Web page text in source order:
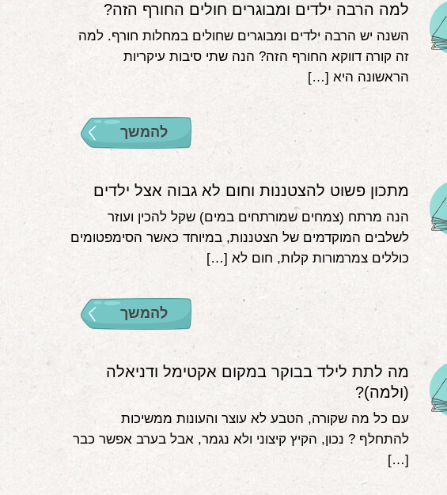
למה הרבה ילדים ומבוגרים חולים החורף הזה?
השנה יש הרבה ילדים ומבוגרים שחולים במחלות חורף. למה
זה קורה דווקא החורף הזה? הנה שתי סיבות עיקריות
הראשונה היא […]
להמשך
מתכון פשוט להצטננות וחום לא גבוה אצל ילדים
הנה מרתח (צמחים שמורתחים במים) שקל להכין ועוזר
לשלבים המוקדמים של הצטננות, במיוחד כאשר הסימפטומים
כוללים צמרמורות קלות, חום לא […]
להמשך
מה לתת לילד בבוקר במקום אקטימל ודניאלה
(ולמה)?
עם כל מה שקורה, הטבע לא עוצר והעונות ממשיכות
להתחלף ? נכון, הקיץ קיצוני ולא נגמר, אבל בערב אפשר כבר
[…]